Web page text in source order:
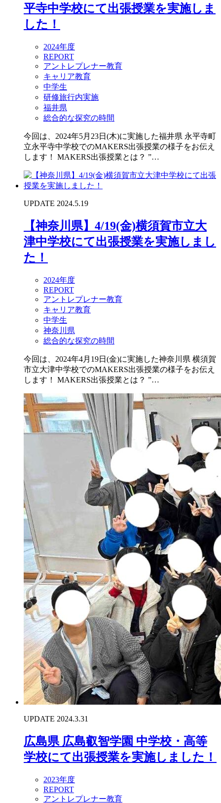
平寺中学校にて出張授業を実施しま
した！
2024年度
REPORT
アントレプレナー教育
キャリア教育
中学生
研修旅行内実施
福井県
総合的な探究の時間
今回は、2024年5月23日(木)に実施した福井県 永平寺町
立永平寺中学校でのMAKERS出張授業の様子をお伝え
します！ MAKERS出張授業とは？ ”…
UPDATE 2024.5.19
【神奈川県】4/19(金)横須賀市立大
津中学校にて出張授業を実施しまし
た！
2024年度
REPORT
アントレプレナー教育
キャリア教育
中学生
神奈川県
総合的な探究の時間
今回は、2024年4月19日(金)に実施した神奈川県 横須賀
市立大津中学校でのMAKERS出張授業の様子をお伝え
します！ MAKERS出張授業とは？ ”…
UPDATE 2024.3.31
広島県 広島叡智学園 中学校・高等
学校にて出張授業を実施しました！
2023年度
REPORT
アントレプレナー教育